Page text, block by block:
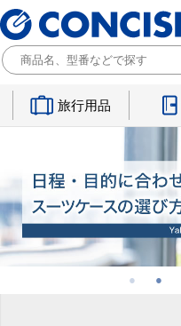
旅行用品